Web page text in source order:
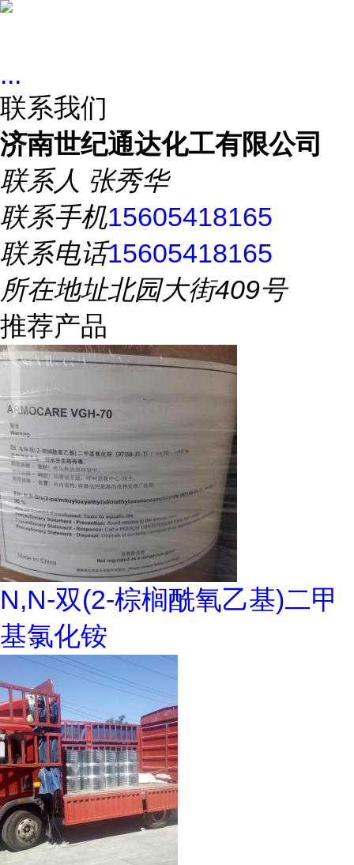
...
联系我们
济南世纪通达化工有限公司
联系人 张秀华
联系手机15605418165
联系电话15605418165
所在地址北园大街409号
推荐产品
N,N-双(2-棕榈酰氧乙基)二甲
基氯化铵